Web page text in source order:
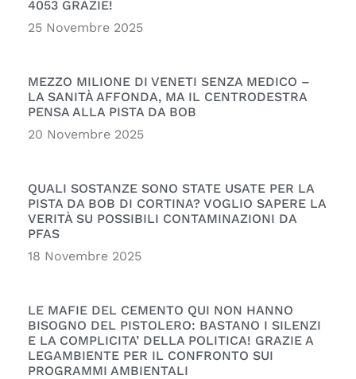
4053 GRAZIE!
25 Novembre 2025
MEZZO MILIONE DI VENETI SENZA MEDICO –
LA SANITÀ AFFONDA, MA IL CENTRODESTRA
PENSA ALLA PISTA DA BOB
20 Novembre 2025
QUALI SOSTANZE SONO STATE USATE PER LA
PISTA DA BOB DI CORTINA? VOGLIO SAPERE LA
VERITÀ SU POSSIBILI CONTAMINAZIONI DA
PFAS
18 Novembre 2025
LE MAFIE DEL CEMENTO QUI NON HANNO
BISOGNO DEL PISTOLERO: BASTANO I SILENZI
E LA COMPLICITA’ DELLA POLITICA! GRAZIE A
LEGAMBIENTE PER IL CONFRONTO SUI
PROGRAMMI AMBIENTALI